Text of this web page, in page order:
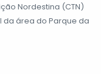
Nordestina (CTN)
área do Parque da